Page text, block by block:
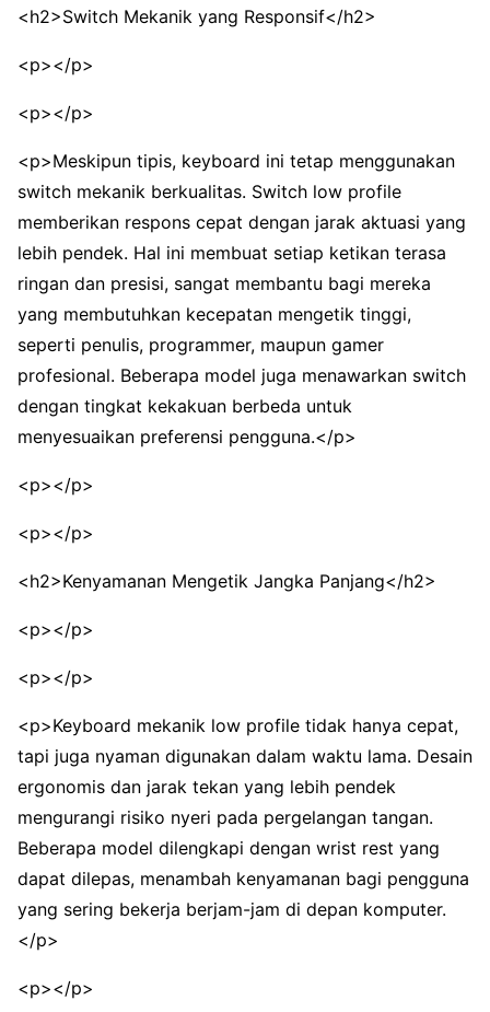
<h2>Switch Mekanik yang Responsif</h2>
<p></p>
<p></p>
<p>Meskipun tipis, keyboard ini tetap menggunakan
switch mekanik berkualitas. Switch low profile
memberikan respons cepat dengan jarak aktuasi yang
lebih pendek. Hal ini membuat setiap ketikan terasa
ringan dan presisi, sangat membantu bagi mereka
yang membutuhkan kecepatan mengetik tinggi,
seperti penulis, programmer, maupun gamer
profesional. Beberapa model juga menawarkan switch
dengan tingkat kekakuan berbeda untuk
menyesuaikan preferensi pengguna.</p>
<p></p>
<p></p>
<h2>Kenyamanan Mengetik Jangka Panjang</h2>
<p></p>
<p></p>
<p>Keyboard mekanik low profile tidak hanya cepat,
tapi juga nyaman digunakan dalam waktu lama. Desain
ergonomis dan jarak tekan yang lebih pendek
mengurangi risiko nyeri pada pergelangan tangan.
Beberapa model dilengkapi dengan wrist rest yang
dapat dilepas, menambah kenyamanan bagi pengguna
yang sering bekerja berjam-jam di depan komputer.
</p>
<p></p>